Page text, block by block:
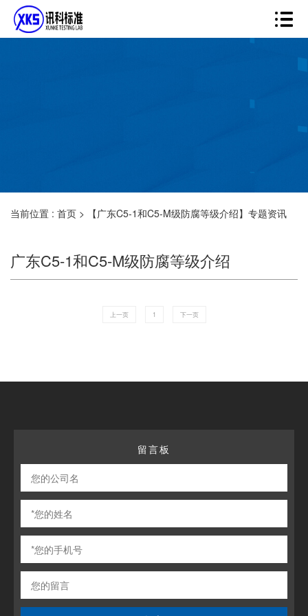
当前位置 : 首页 > 【广东C5-1和C5-M级防腐等级介绍】专题资讯
广东C5-1和C5-M级防腐等级介绍
上一页 1 下一页
留言板